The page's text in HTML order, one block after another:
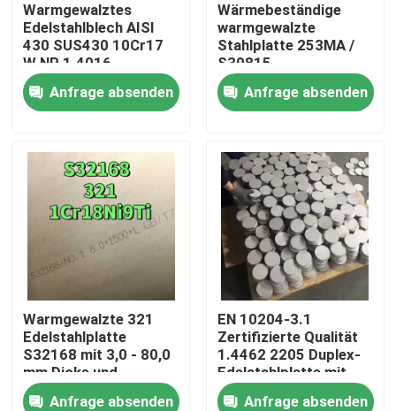
Zu Hause
Videos
Über uns
Werksbesichtigung
Qualitätskontrolle
Warmgewalztes
Edelstahlblech AISI
430 SUS430 10Cr17
W.NR 1.4016
10*1500*6000
Oberfläche NO.1
Anfrage absenden
Wärmebeständige
warmgewalzte
Stahlplatte 253MA /
S30815
Anfrage absenden
Warmgewalzte 321
Edelstahlplatte
S32168 mit 3,0 - 80,0
mm Dicke und
Korrosionsbeständigkeit
Anfrage absenden
EN 10204-3.1
Zertifizierte Qualität
1.4462 2205 Duplex-
Edelstahlplatte mit
Warmwalztechnik
Anfrage absenden